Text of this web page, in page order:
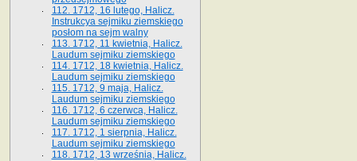
112. 1712, 16 lutego, Halicz.
Instrukcya sejmiku ziemskiego
posłom na sejm walny
113. 1712, 11 kwietnia, Halicz.
Laudum sejmiku ziemskiego
114. 1712, 18 kwietnia, Halicz.
Laudum sejmiku ziemskiego
115. 1712, 9 maja, Halicz.
Laudum sejmiku ziemskiego
116. 1712, 6 czerwca, Halicz.
Laudum sejmiku ziemskiego
117. 1712, 1 sierpnia, Halicz.
Laudum sejmiku ziemskiego
118. 1712, 13 września, Halicz.